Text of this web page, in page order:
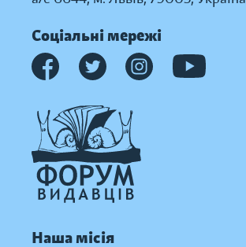
Соціальні мережі
Наша місія